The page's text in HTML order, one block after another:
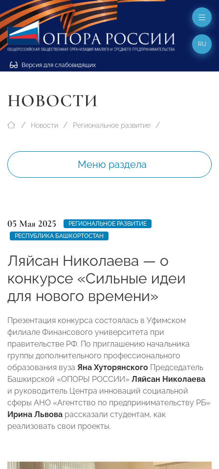
Версия для слабовидящих
RU
НОВОСТИ
Новости Региональное развитие
Меню раздела
05 Мая 2025
РЕГИОНАЛЬНОЕ РАЗВИТИЕ
РЕСПУБЛИКА БАШКОРТОСТАН
Ляйсан Николаева — о
конкурсе «Сильные идеи
для нового времени»
Презентация конкурса состоялась в Уфимском
филиале Финансового университета при
правительстве РФ. По приглашению начальника
группы дополнительного профессионального
образования вуза Яна Хуторянского Председатель
Башкирской «ОПОРЫ РОССИИ» Ляйсан Николаева
и руководитель Центра инноваций социальной
сферы АНО «Агентство по предпринимательству РБ»
Ирина Львова рассказали студентам, как
реализовать свои проекты.